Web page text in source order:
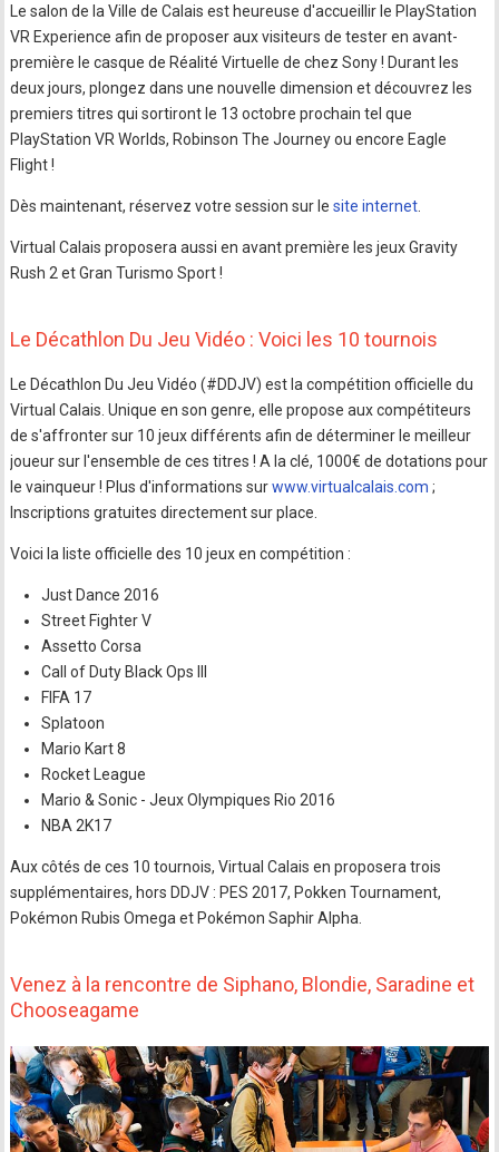
Le salon de la Ville de Calais est heureuse d'accueillir le PlayStation
VR Experience afin de proposer aux visiteurs de tester en avant-
première le casque de Réalité Virtuelle de chez Sony ! Durant les
deux jours, plongez dans une nouvelle dimension et découvrez les
premiers titres qui sortiront le 13 octobre prochain tel que
PlayStation VR Worlds, Robinson The Journey ou encore Eagle
Flight !
Dès maintenant, réservez votre session sur lesite internet
Virtual Calais proposera aussi en avant première les jeux Gravity
Rush 2 et Gran Turismo Sport !
Le Décathlon Du Jeu Vidéo : Voici les 10 tournois
Le Décathlon Du Jeu Vidéo (#DDJV) est la compétition officielle du
Virtual Calais. Unique en son genre, elle propose aux compétiteurs
de s'affronter sur 10 jeux différents afin de déterminer le meilleur
joueur sur l'ensemble de ces titres ! A la clé, 1000€ de dotations pour
le vainqueur ! Plus d'informations surwww.virtualcalais.com ;
Inscriptions gratuites directement sur place.
Voici la liste officielle des 10 jeux en compétition :
Just Dance 2016
Street Fighter V
Assetto Corsa
Call of Duty Black Ops III
FIFA 17
Splatoon
Mario Kart 8
Rocket League
Mario & Sonic - Jeux Olympiques Rio 2016
NBA 2K17
Aux côtés de ces 10 tournois, Virtual Calais en proposera trois
supplémentaires, hors DDJV : PES 2017, Pokken Tournament,
Pokémon Rubis Omega et Pokémon Saphir Alpha.
Venez à la rencontre de Siphano, Blondie, Saradine et
Chooseagame